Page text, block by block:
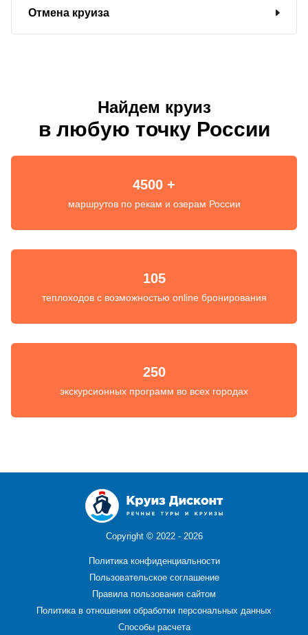
Отмена круиза
Найдем круиз
в любую точку России
4500 +
маршрутов по рекам и озерам России
105
теплоходов с возможностью online бронирования
250
экскурсионных программ во всех городах
Copyright © 2022 - 2026
Политика конфиденциальности
Пользовательское соглашение
Правила пользования сайтом
Политика в отношении обработки персональных данных
Способы расчета